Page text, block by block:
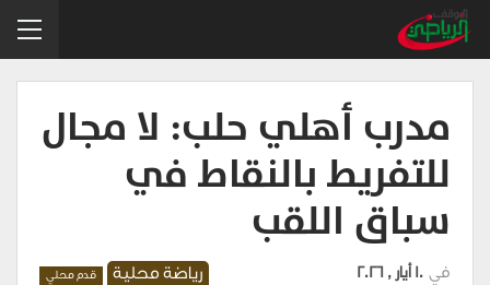
مدرب أهلي حلب: لا مجال
للتفريط بالنقاط في
سباق اللقب
رياضة محلية قدم محلي في 10 أيار , 2026